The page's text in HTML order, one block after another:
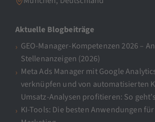
Aktuelle Blogbeiträge
GEO-Manager-Kompetenzen 2026 –
Stellenanzeigen (2026)
Meta Ads Manager mit Google
verknüpfen und von automatisierten
Umsatz-Analysen profitieren: So geht’s
KI-Tools: Die besten Anwendungen